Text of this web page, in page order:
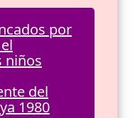
por
niños
del
1980